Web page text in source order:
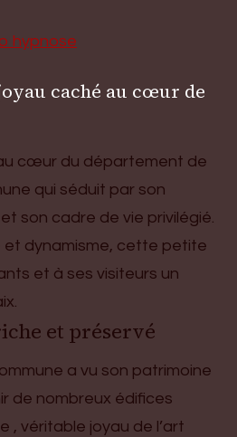
hypnose
caché au cœur de
cœur du département de
qui séduit par son
son cadre de vie privilégié.
et dynamisme, cette petite
et à ses visiteurs un
et préservé
a vu son patrimoine
de nombreux édifices
, véritable joyau de l’art